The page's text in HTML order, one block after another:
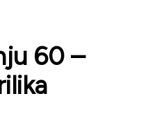
60 –